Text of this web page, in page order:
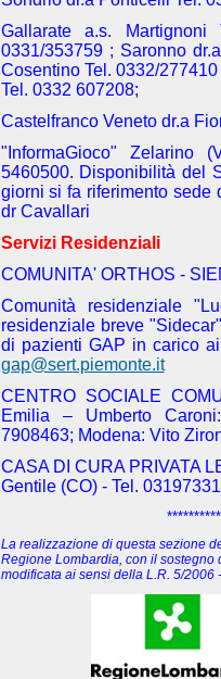
Gallarate a.s.
0331/353759 ; Saronno
Cosentino Tel. 0332/
Tel. 0332 607208;
Castelfranco Veneto dr.a
"InformaGioco"
Zelarino
5460500. Disponibilità del
giorni si fa riferimento sede
dr Cavallari
Servizi Residenziali
COMUNITA' ORTHOS -
Comunità residenziale
residenziale breve
di pazienti GAP in carico
gap@sert.piemonte.it
CENTRO SOCIALE
Emilia – Umberto
7908463; Modena: Vito
CASA DI CURA PRIVATA
Gentile (CO) - Tel.
La realizzazione di questa sezione
Regione Lombardia, con il
modificata ai sensi della L.R. 5/2006